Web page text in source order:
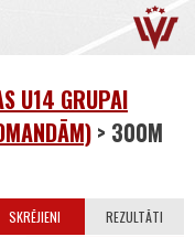
U14 GRUPAI
> 300M
SKRĒJIENI REZULTĀTI